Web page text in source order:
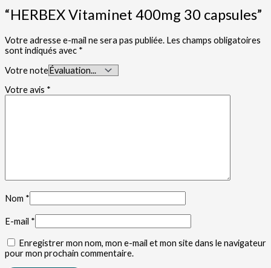
“HERBEX Vitaminet 400mg 30 capsules”
Votre adresse e-mail ne sera pas publiée. Les champs obligatoires
sont indiqués avec *
Votre note
Votre avis *
Nom *
E-mail *
Enregistrer mon nom, mon e-mail et mon site dans le navigateur
pour mon prochain commentaire.